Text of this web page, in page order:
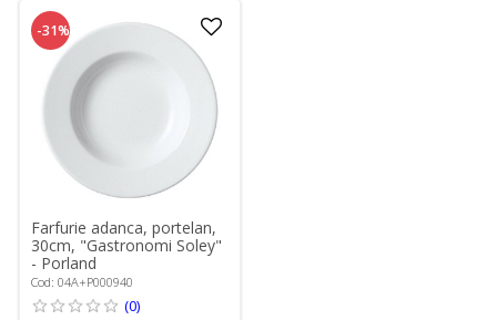
-31%
Farfurie adanca, portelan,
30cm, "Gastronomi Soley"
- Porland
Cod: 04A+P000940
(0)